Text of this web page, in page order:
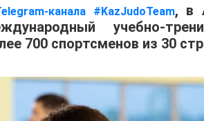
канала #KazJudoTeam, в
учебно-
700 спортсменов из 30